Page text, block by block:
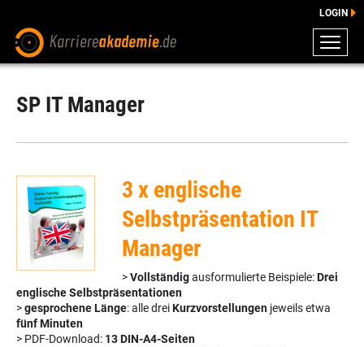
DOWNLOADS
ENGLISCHE DOWNLOADS
E-LEARNING
BERATUNG
LOGIN
SP IT Manager
3 x englische
Selbstpräsentation IT
Manager
>Vollständigausformulierte Beispiele:Drei
englische Selbstpräsentationen
>gesprochene Länge: alle dreiKurzvorstellungen jeweils etwa
fünf Minuten
> PDF-Download: 13 DIN-A4-Seiten